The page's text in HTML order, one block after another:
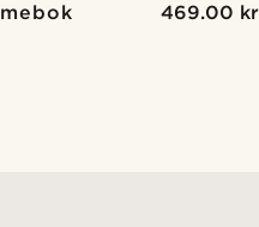
469.00 kr